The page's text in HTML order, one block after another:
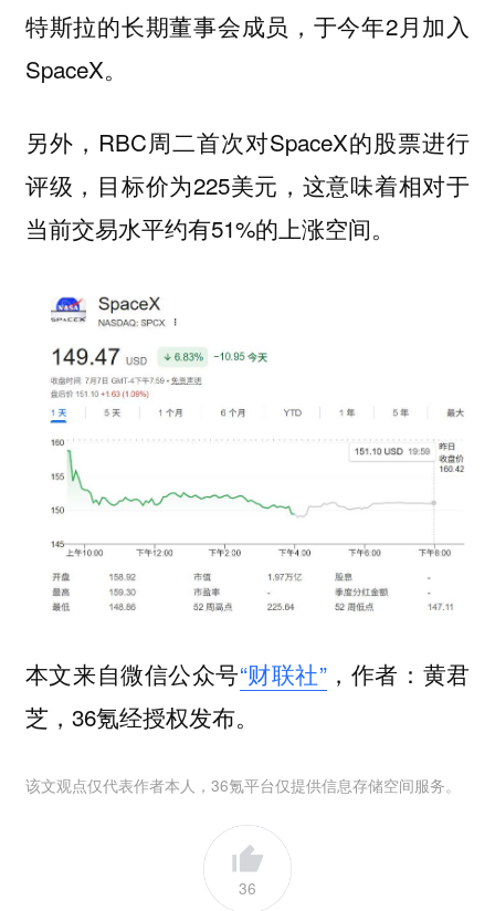
特斯拉的长期董事会成员，于今年2月加入
SpaceX。
另外，RBC周二首次对SpaceX的股票进行
评级，目标价为225美元，这意味着相对于
当前交易水平约有51%的上涨空间。
本文来自微信公众号“财联社”，作者：黄君
芝，36氪经授权发布。
该文观点仅代表作者本人，36氪平台仅提供信息存储空间服务。
36